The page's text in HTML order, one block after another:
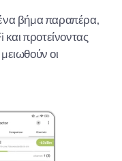
ένα βήμα παραπέρα,
προτείνοντας
οι